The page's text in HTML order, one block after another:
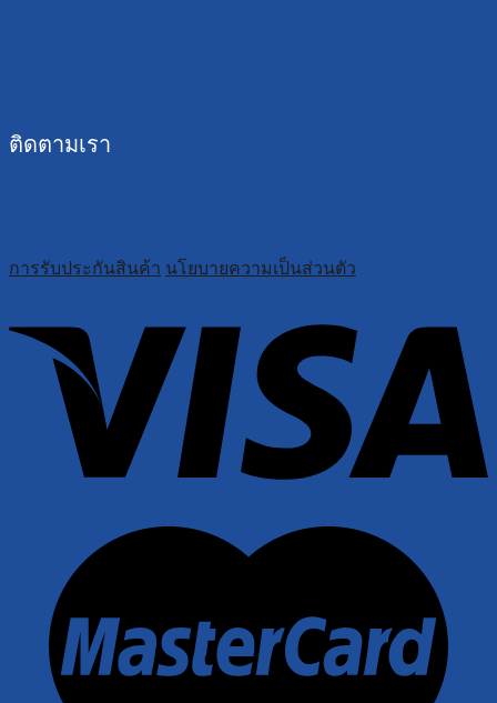
ติดตามเรา
การรับประกันสินค้า นโยบายความเป็นส่วนตัว